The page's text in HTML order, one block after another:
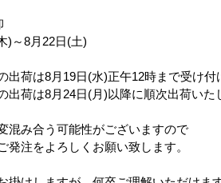
)～8月22日(土)
出荷は8月19日(水)正午12時まで受け付
出荷は8月24日(月)以降に順次出荷いた
混み合う可能性がございますので
発注をよろしくお願い致します。